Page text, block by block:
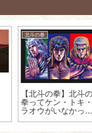
北斗の拳
【北斗の拳】北斗の
拳ってケン・トキ・
ラオウがいなかった
ら